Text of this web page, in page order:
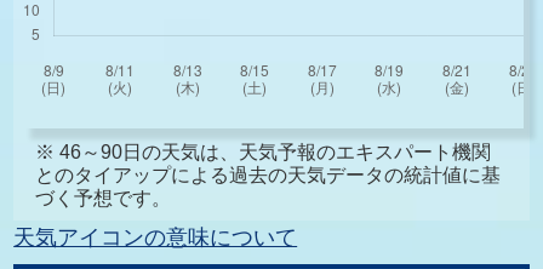
※ 46～90日の天気は、天気予報のエキスパート機関
とのタイアップによる過去の天気データの統計値に基
づく予想です。
天気アイコンの意味について